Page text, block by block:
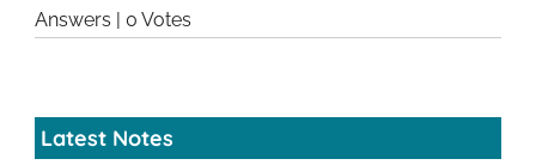
Answers
0 Votes
Latest Notes